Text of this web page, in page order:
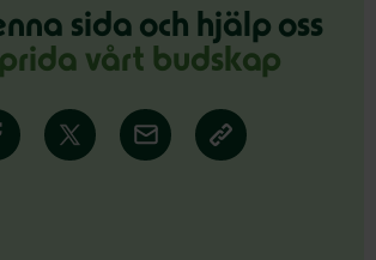
sida och hjälp oss
vårt budskap